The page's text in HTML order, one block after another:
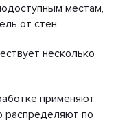
местам,
от стен
несколько
применяют
распределяют по